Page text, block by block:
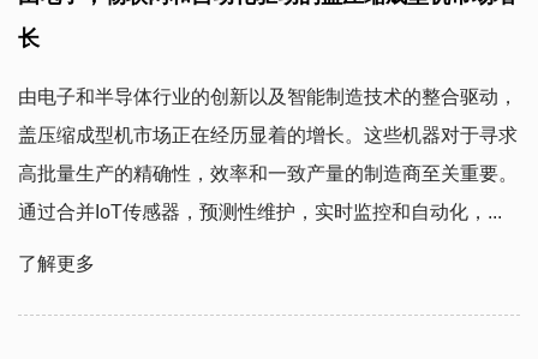
长
由电子和半导体行业的创新以及智能制造技术的整合驱动，
盖压缩成型机市场正在经历显着的增长。这些机器对于寻求
高批量生产的精确性，效率和一致产量的制造商至关重要。
通过合并IoT传感器，预测性维护，实时监控和自动化，...
了解更多